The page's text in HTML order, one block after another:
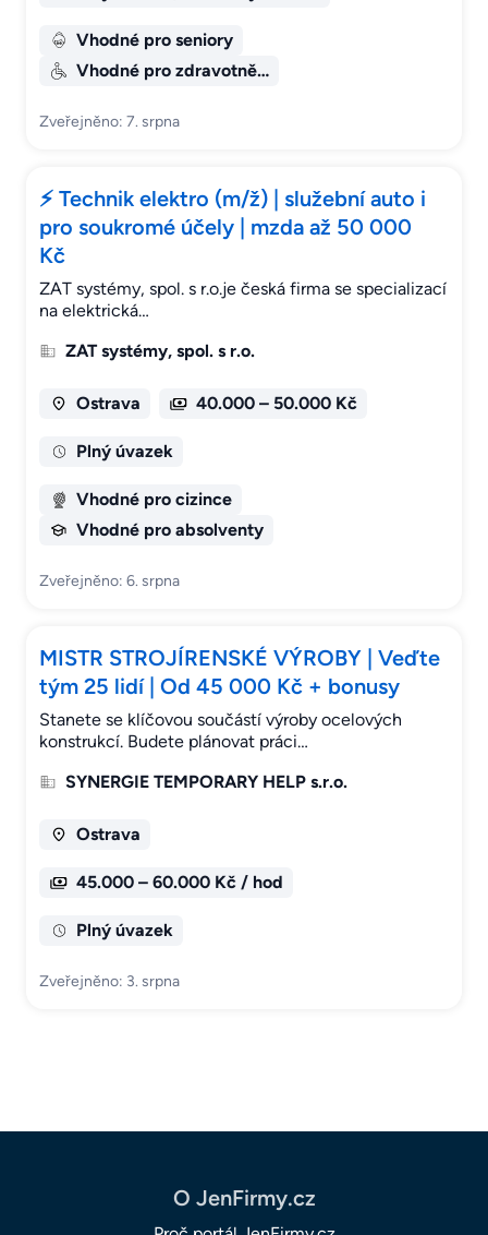
Vhodné pro seniory
Vhodné pro zdravotně…
Zveřejněno: 7. srpna
⚡ Technik elektro (m/ž) | služební auto i
pro soukromé účely | mzda až 50 000
Kč
ZAT systémy, spol. s r.o.je česká firma se specializací
na elektrická…
ZAT systémy, spol. s r.o.
Ostrava 40.000 – 50.000 Kč
Plný úvazek
Vhodné pro cizince
Vhodné pro absolventy
Zveřejněno: 6. srpna
MISTR STROJÍRENSKÉ VÝROBY | Veďte
tým 25 lidí | Od 45 000 Kč + bonusy
Stanete se klíčovou součástí výroby ocelových
konstrukcí. Budete plánovat práci…
SYNERGIE TEMPORARY HELP s.r.o.
Ostrava
45.000 – 60.000 Kč / hod
Plný úvazek
Zveřejněno: 3. srpna
O JenFirmy.cz